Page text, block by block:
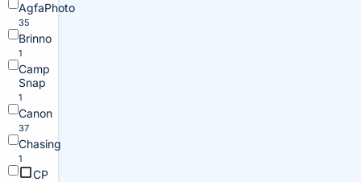
AgfaPhoto
35
Brinno
1
Camp
Snap
1
Canon
37
Chasing
1
CP